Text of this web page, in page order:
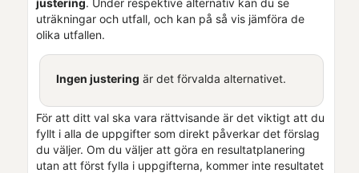
justering. Under respektive alternativ kan du se
uträkningar och utfall, och kan på så vis jämföra de
olika utfallen.
Ingen justering är det förvalda alternativet.
För att ditt val ska vara rättvisande är det viktigt att du
fyllt i alla de uppgifter som direkt påverkar det förslag
du väljer. Om du väljer att göra en resultatplanering
utan att först fylla i uppgifterna, kommer inte resultatet